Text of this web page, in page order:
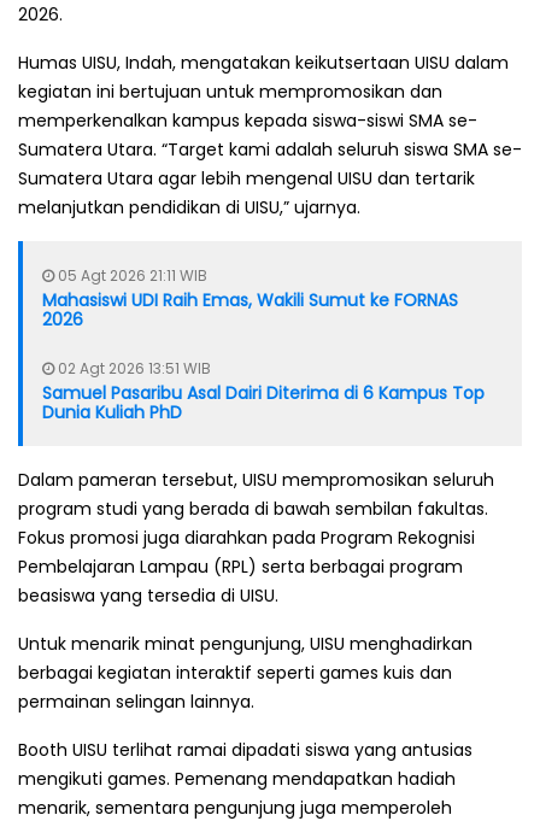
2026.
Humas UISU, Indah, mengatakan keikutsertaan UISU dalam
kegiatan ini bertujuan untuk mempromosikan dan
memperkenalkan kampus kepada siswa-siswi SMA se-
Sumatera Utara. “Target kami adalah seluruh siswa SMA se-
Sumatera Utara agar lebih mengenal UISU dan tertarik
melanjutkan pendidikan di UISU,” ujarnya.
05 Agt 2026 21:11 WIB
Mahasiswi UDI Raih Emas, Wakili Sumut ke FORNAS
2026
02 Agt 2026 13:51 WIB
Samuel Pasaribu Asal Dairi Diterima di 6 Kampus Top
Dunia Kuliah PhD
Dalam pameran tersebut, UISU mempromosikan seluruh
program studi yang berada di bawah sembilan fakultas.
Fokus promosi juga diarahkan pada Program Rekognisi
Pembelajaran Lampau (RPL) serta berbagai program
beasiswa yang tersedia di UISU.
Untuk menarik minat pengunjung, UISU menghadirkan
berbagai kegiatan interaktif seperti games kuis dan
permainan selingan lainnya.
Booth UISU terlihat ramai dipadati siswa yang antusias
mengikuti games. Pemenang mendapatkan hadiah
menarik, sementara pengunjung juga memperoleh